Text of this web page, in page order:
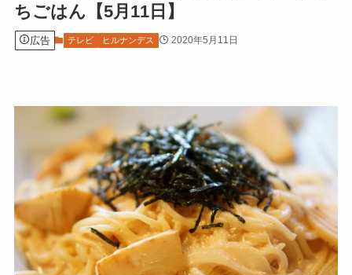
ちごはん【5月11日】
広告 テレビ ヒルナンデス 2020年5月11日